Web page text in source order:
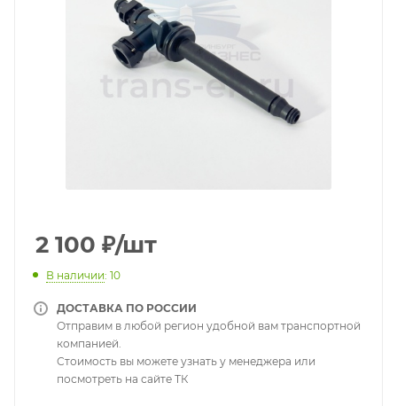
2 100 ₽/шт
В наличии: 10
ДОСТАВКА ПО РОССИИ
Отправим в любой регион удобной вам транспортной
компанией.
Стоимость вы можете узнать у менеджера или
посмотреть на сайте ТК